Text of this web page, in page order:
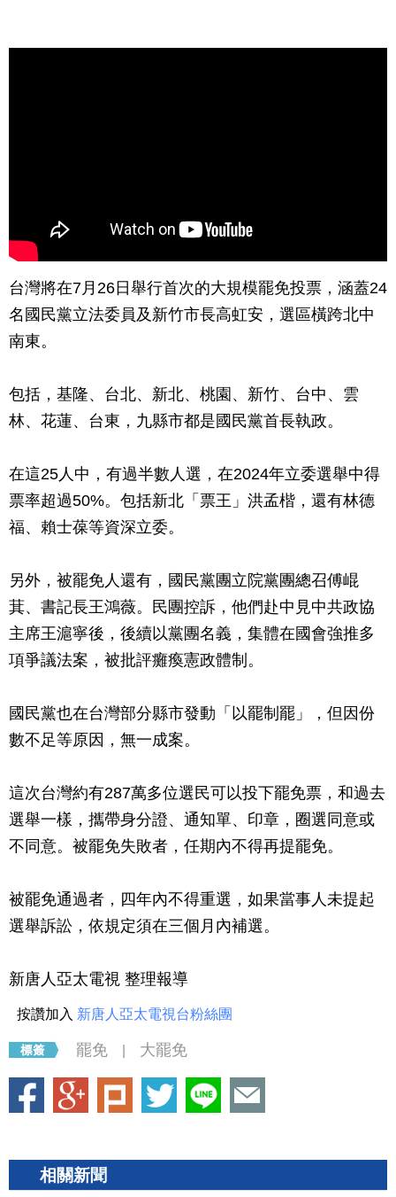
台灣將在7月26日舉行首次的大規模罷免投票，涵蓋24
名國民黨立法委員及新竹市長高虹安，選區橫跨北中
南東。
包括，基隆、台北、新北、桃園、新竹、台中、雲
林、花蓮、台東，九縣市都是國民黨首長執政。
在這25人中，有過半數人選，在2024年立委選舉中得
票率超過50%。包括新北「票王」洪孟楷，還有林德
福、賴士葆等資深立委。
另外，被罷免人還有，國民黨團立院黨團總召傅崐
萁、書記長王鴻薇。民團控訴，他們赴中見中共政協
主席王滬寧後，後續以黨團名義，集體在國會強推多
項爭議法案，被批評癱瘓憲政體制。
國民黨也在台灣部分縣市發動「以罷制罷」，但因份
數不足等原因，無一成案。
這次台灣約有287萬多位選民可以投下罷免票，和過去
選舉一樣，攜帶身分證、通知單、印章，圈選同意或
不同意。被罷免失敗者，任期內不得再提罷免。
被罷免通過者，四年內不得重選，如果當事人未提起
選舉訴訟，依規定須在三個月內補選。
新唐人亞太電視 整理報導
按讚加入 新唐人亞太電視台粉絲團
罷免 大罷免
相關新聞